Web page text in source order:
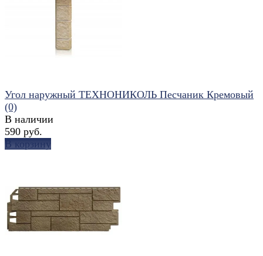
сравнить
избранное сравнить
Угол наружный ТЕХНОНИКОЛЬ Песчаник Кремовый
(0)
В наличии
590 руб.
В корзину